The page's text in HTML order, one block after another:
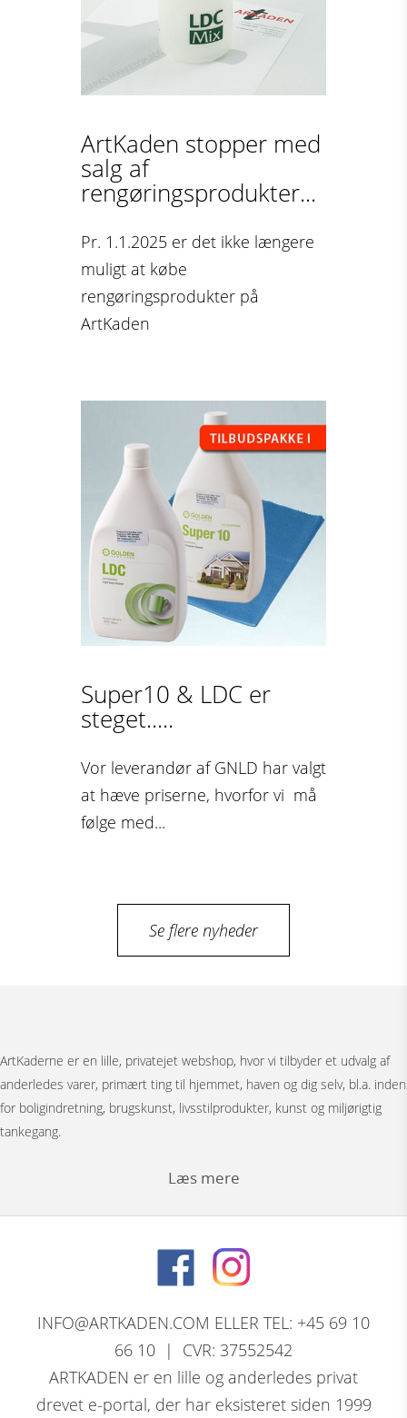
ArtKaden stopper med
salg af
rengøringsprodukter...
Pr. 1.1.2025 er det ikke længere
muligt at købe
rengøringsprodukter på
ArtKaden
Super10 & LDC er
steget.....
Vor leverandør af GNLD har valgt
at hæve priserne, hvorfor vi må
følge med...
Se flere nyheder
ArtKaderne er en lille, privatejet webshop, hvor vi tilbyder et udvalg af
anderledes varer, primært ting til hjemmet, haven og dig selv, bl.a. inden
for boligindretning, brugskunst, livsstilprodukter, kunst og miljørigtig
tankegang.
Læs mere
Bag menuen ”Figurer” gemmer der sig et stort udvalg af
modeller. Vi har bronzefigurer, dyrefigurer, figurer i resin, Thai figurer,
Tranepar i bronze og retro træfigurer.
David Marshall, den skotsk / spanske skulptørs komplette program af
INFO@ARTKADEN.COM ELLER TEL: +45 69 10
66 10 | CVR: 37552542
ARTKADEN er en lille og anderledes privat
drevet e-portal, der har eksisteret siden 1999